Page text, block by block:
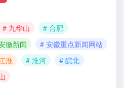
# 九华山
# 合肥
徽新闻
# 安徽重点新闻网站
淮 # 淮河
# 皖北